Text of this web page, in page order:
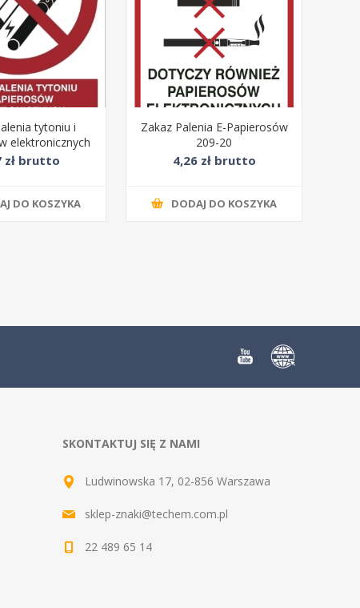
tytoniu i
elektronicznych
25)
zł brutto
DO KOSZYKA
Zakaz Palenia E-Papierosów
209-20
4,26 zł brutto
DODAJ DO KOSZYKA
SKONTAKTUJ SIĘ Z NAMI
Ludwinowska 17, 02-856 Warszawa
sklep-znaki@techem.com.pl
22 489 65 14